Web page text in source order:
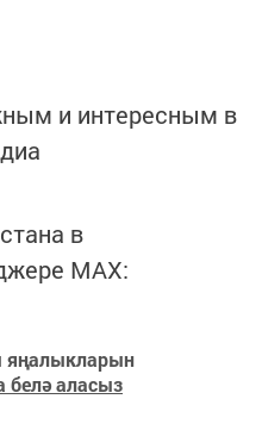
и интересным в
в
MАХ:
яңалыкларын
белә аласыз